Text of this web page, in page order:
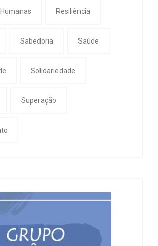
Resiliência
Sabedoria Saúde
Solidariedade
Superação